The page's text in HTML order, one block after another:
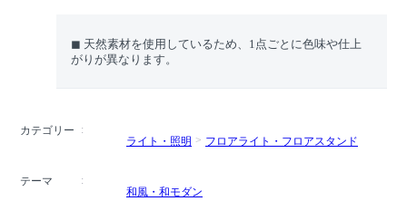
◼︎ 天然素材を使用しているため、1点ごとに色味や仕上
がりが異なります。
カテゴリー
ライト・照明
フロアライト・フロアスタンド
テーマ
和風・和モダン